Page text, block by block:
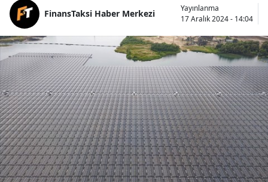
FinansTaksi Haber Merkezi
Yayınlanma
17 Aralık 2024 - 14:04